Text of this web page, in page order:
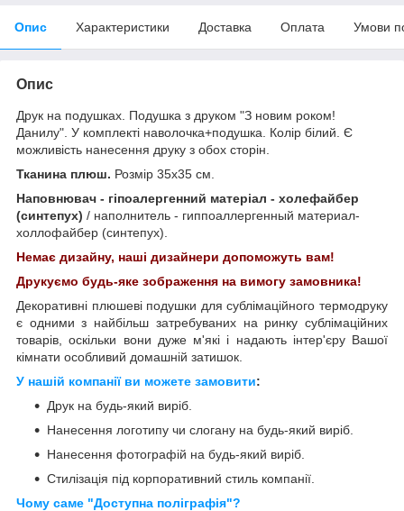
Опис Характеристики Доставка Оплата Умови
Опис
Друк на подушках. Подушка з друком "З новим роком!
Данилу". У комплекті наволочка+подушка. Колір білий. Є
можливість нанесення друку з обох сторін.
Тканина плюш. Розмір 35х35 см.
Наповнювач - гіпоалергенний матеріал - холефайбер
(синтепух) / наполнитель - гиппоаллергенный материал-
холлофайбер (синтепух).
Немає дизайну, наші дизайнери допоможуть вам!
Друкуємо будь-яке зображення на вимогу замовника!
Декоративні плюшеві подушки для сублімаційного термодруку
є одними з найбільш затребуваних на ринку сублімаційних
товарів, оскільки вони дуже м'які і надають інтер'єру Вашої
кімнати особливий домашній затишок.
У нашій компанії ви можете замовити:
Друк на будь-який виріб.
Нанесення логотипу чи слогану на будь-який виріб.
Нанесення фотографій на будь-який виріб.
Стилізація під корпоративний стиль компанії.
Чому саме "Доступна поліграфія"?